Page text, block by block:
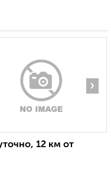
›
12 км от